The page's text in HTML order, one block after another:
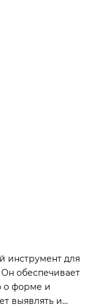
инструмент для
Он обеспечивает
о форме и
выявлять и